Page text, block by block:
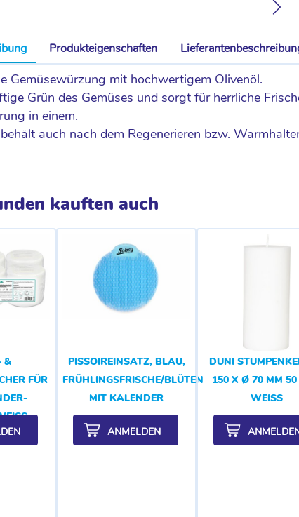
Produkteigenschaften
Gemüsewürzung mit hochwertigem Olivenöl.
Grün des Gemüses und sorgt für herrliche
in einem.
auch nach dem Regenerieren bzw.
kauften auch
&
FÜR
PISSOIREINSATZ, BLAU,
FRÜHLINGSFRISCHE/BLÜTENDUFT
MIT KALENDER
ANMELDEN
DUNI
150 X Ø 70 MM 50
WEISS